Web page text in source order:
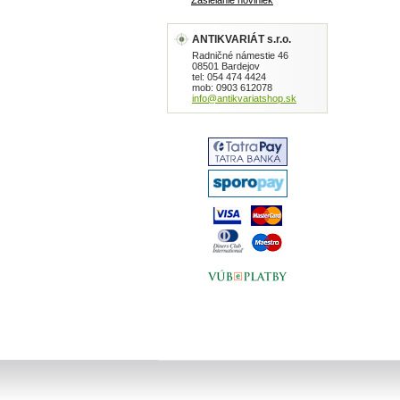
ANTIKVARIÁT s.r.o.
Radničné námestie 46
08501 Bardejov
tel: 054 474 4424
mob: 0903 612078
info@antikvariatshop.sk